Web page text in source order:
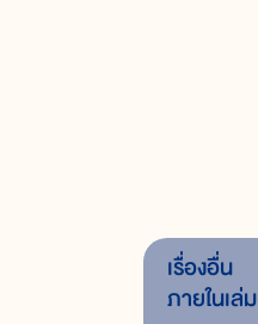
เรื่องอื่น
ภายในเล่ม